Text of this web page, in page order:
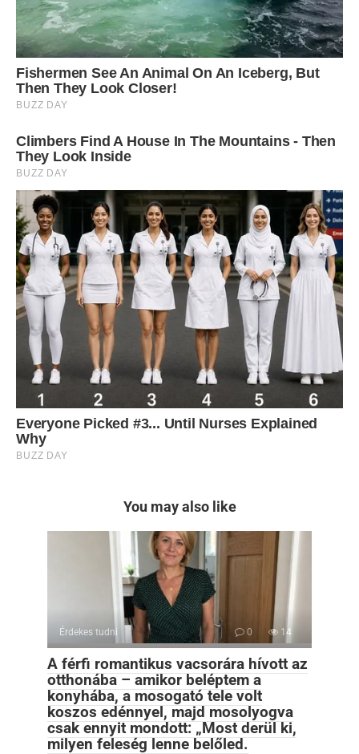
You may also like
Érdekes tudni 0 14
A férfi romantikus vacsorára hívott az
otthonába – amikor beléptem a
konyhába, a mosogató tele volt
koszos edénnyel, majd mosolyogva
csak ennyit mondott: „Most derül ki,
milyen feleség lenne belőled.